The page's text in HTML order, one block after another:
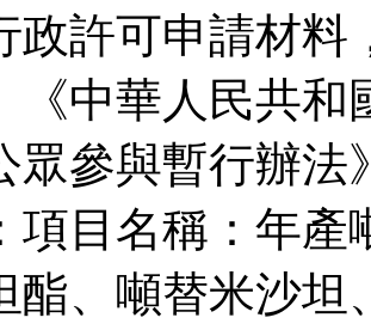
政許可申請材料
《中華人民共和
眾參與暫行辦法
項目名稱：年產
酯、噸替米沙坦